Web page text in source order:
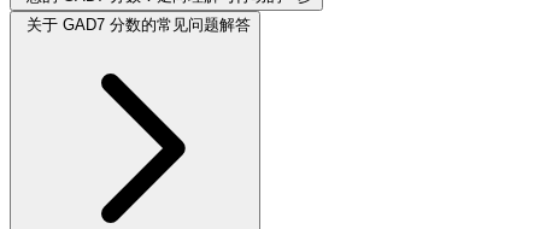
关于 GAD7 分数的常见问题解答